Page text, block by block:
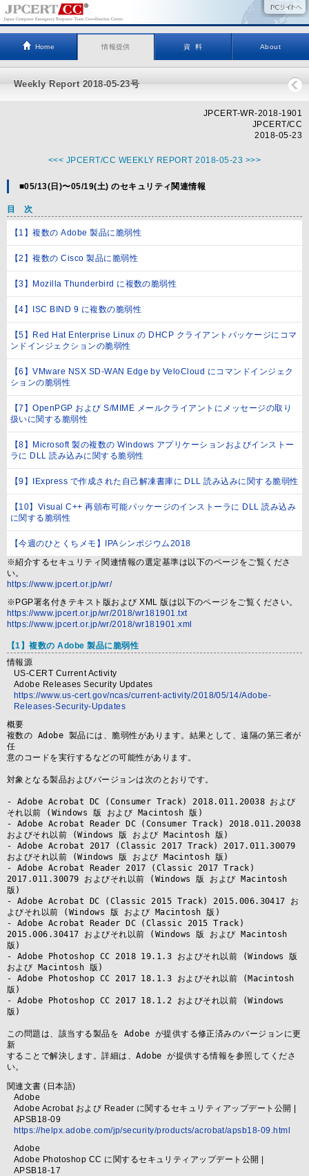
Home 情報提供 資 料 About
Weekly Report 2018-05-23号
JPCERT-WR-2018-1901
JPCERT/CC
2018-05-23
<<< JPCERT/CC WEEKLY REPORT 2018-05-23 >>>
■05/13(日)〜05/19(土) のセキュリティ関連情報
目 次
【1】複数の Adobe 製品に脆弱性
【2】複数の Cisco 製品に脆弱性
【3】Mozilla Thunderbird に複数の脆弱性
【4】ISC BIND 9 に複数の脆弱性
【5】Red Hat Enterprise Linux の DHCP クライアントパッケージにコマ
ンドインジェクションの脆弱性
【6】VMware NSX SD-WAN Edge by VeloCloud にコマンドインジェク
ションの脆弱性
【7】OpenPGP および S/MIME メールクライアントにメッセージの取り
扱いに関する脆弱性
【8】Microsoft 製の複数の Windows アプリケーションおよびインストー
ラに DLL 読み込みに関する脆弱性
【9】IExpress で作成された自己解凍書庫に DLL 読み込みに関する脆弱性
【10】Visual C++ 再頒布可能パッケージのインストーラに DLL 読み込み
に関する脆弱性
【今週のひとくちメモ】IPAシンポジウム2018
※紹介するセキュリティ関連情報の選定基準は以下のページをご覧くださ
い。
https://www.jpcert.or.jp/wr/
※PGP署名付きテキスト版および XML 版は以下のページをご覧ください。
https://www.jpcert.or.jp/wr/2018/wr181901.txt
https://www.jpcert.or.jp/wr/2018/wr181901.xml
【1】複数の Adobe 製品に脆弱性
情報源
US-CERT Current Activity
Adobe Releases Security Updates
https://www.us-cert.gov/ncas/current-activity/2018/05/14/Adobe-
Releases-Security-Updates
概要
複数の Adobe 製品には、脆弱性があります。結果として、遠隔の第三者が
任
意のコードを実行するなどの可能性があります。
対象となる製品およびバージョンは次のとおりです。
- Adobe Acrobat DC (Consumer Track) 2018.011.20038 および
それ以前 (Windows 版 および Macintosh 版)
- Adobe Acrobat Reader DC (Consumer Track) 2018.011.20038
およびそれ以前 (Windows 版 および Macintosh 版)
- Adobe Acrobat 2017 (Classic 2017 Track) 2017.011.30079
およびそれ以前 (Windows 版 および Macintosh 版)
- Adobe Acrobat Reader 2017 (Classic 2017 Track)
2017.011.30079 およびそれ以前 (Windows 版 および Macintosh
版)
- Adobe Acrobat DC (Classic 2015 Track) 2015.006.30417 お
よびそれ以前 (Windows 版 および Macintosh 版)
- Adobe Acrobat Reader DC (Classic 2015 Track)
2015.006.30417 およびそれ以前 (Windows 版 および Macintosh
版)
- Adobe Photoshop CC 2018 19.1.3 およびそれ以前 (Windows 版
および Macintosh 版)
- Adobe Photoshop CC 2017 18.1.3 およびそれ以前 (Macintosh
版)
- Adobe Photoshop CC 2017 18.1.2 およびそれ以前 (Windows
版)
この問題は、該当する製品を Adobe が提供する修正済みのバージョンに更
新
することで解決します。詳細は、Adobe が提供する情報を参照してくださ
い。
関連文書 (日本語)
Adobe
Adobe Acrobat および Reader に関するセキュリティアップデート公開 |
APSB18-09
https://helpx.adobe.com/jp/security/products/acrobat/apsb18-09.html
Adobe
Adobe Photoshop CC に関するセキュリティアップデート公開 |
APSB18-17